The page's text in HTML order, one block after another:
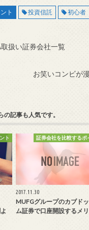
ト 投資信託 初心者
扱い証券会社一覧
お笑いコンビが
の記事も人気です。
ト 証券会社を比較するポ
2017.11.30
MUFGグループのカブド
ム証券で口座開設するメ